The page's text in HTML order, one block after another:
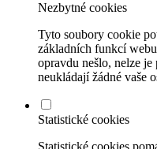
Nezbytné cookies
Tyto soubory cookie
základních funkcí
opravdu nešlo, nelze
neukládají žádné vaše
Statistické cookies